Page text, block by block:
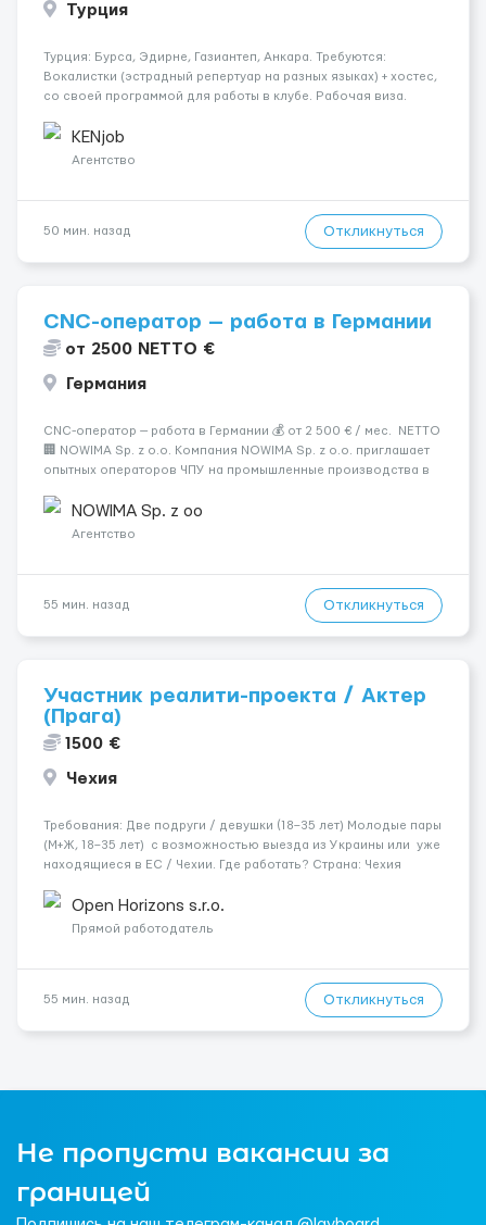
Турция
Турция: Бурса, Эдирне, Газиантеп, Анкара. Требуются:
Вокалистки (эстрадный репертуар на разных языках) + хостеc,
со своей программой для работы в клубе. Рабочая виза.
одного до трех месяцев. Мед. страховка. Высокая зарплат...
KENjob
Агентство
50 мин. назад Откликнуться
CNC-оператор — работа в Германии
от 2500 NETTO €
Германия
CNC-оператор — работа в Германии 💰 от 2 500 € / мес. NETTO
🏢 NOWIMA Sp. z o.o. Компания NOWIMA Sp. z o.o. приглашает
опытных операторов ЧПУ на промышленные производства в
Проживание, оформление и билеты — за счёт компани...
NOWIMA Sp. z oo
Агентство
55 мин. назад Откликнуться
Участник реалити-проекта / Актер
(Прага)
1500 €
Чехия
Требования: Две подруги / девушки (18–35 лет) Молодые пары
(М+Ж, 18–35 лет) с возможностью выезда из Украины или уже
находящиеся в ЕС / Чехии. Где работать? Страна: Чехия ​
Open Horizons s.r.o.
Прямой работодатель
55 мин. назад Откликнуться
Не пропусти вакансии за
границей